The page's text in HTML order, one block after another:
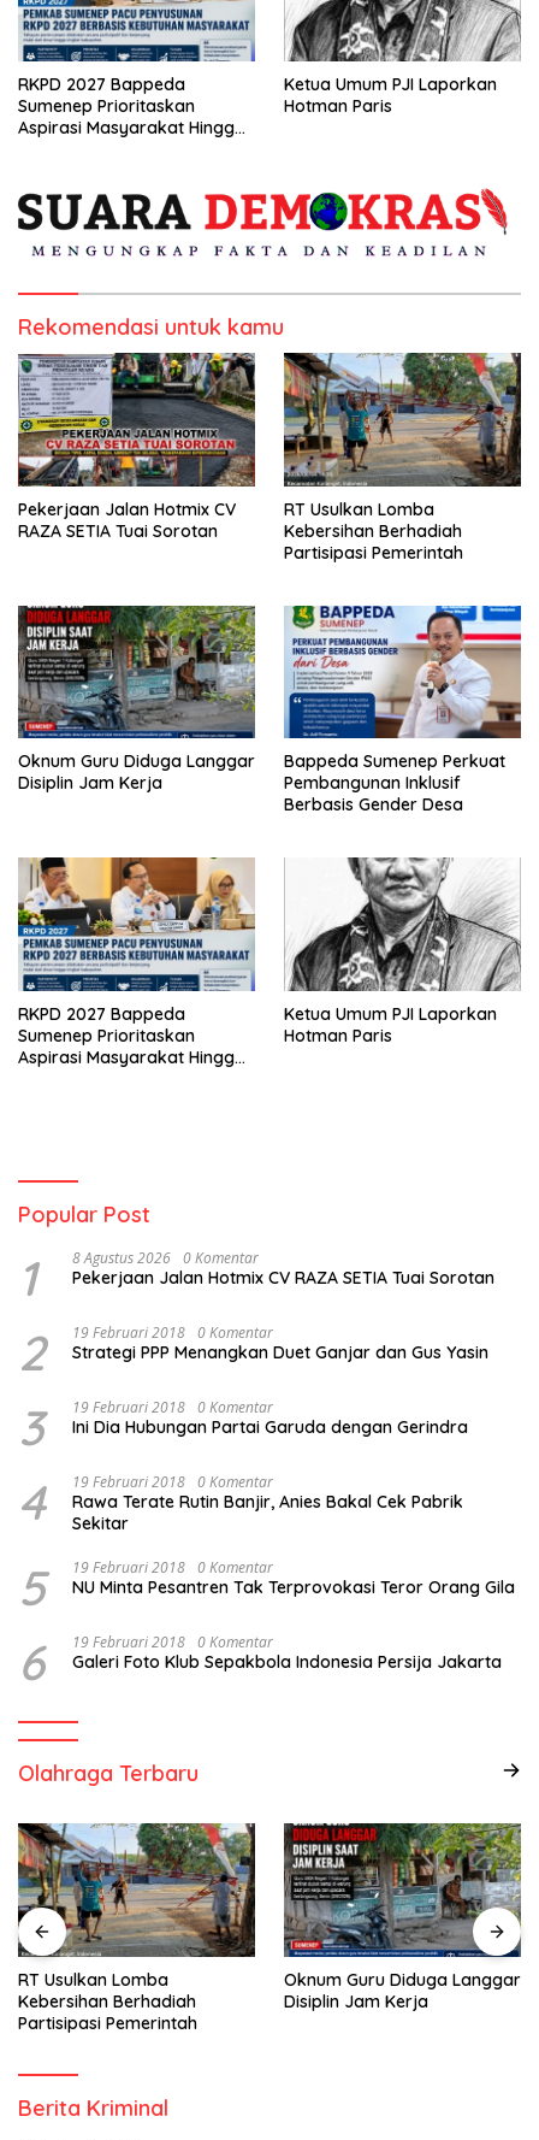
RKPD 2027 Bappeda
Sumenep Prioritaskan
Aspirasi Masyarakat Hingga
Ketua Umum PJI Laporkan
Hotman Paris
Rekomendasi untuk kamu
Pekerjaan Jalan Hotmix CV
RAZA SETIA Tuai Sorotan
RT Usulkan Lomba
Kebersihan Berhadiah
Partisipasi Pemerintah
Oknum Guru Diduga Langgar
Disiplin Jam Kerja
Bappeda Sumenep Perkuat
Pembangunan Inklusif
Berbasis Gender Desa
RKPD 2027 Bappeda
Sumenep Prioritaskan
Aspirasi Masyarakat Hingga
Ketua Umum PJI Laporkan
Hotman Paris
Popular Post
1 8 Agustus 2026 0 Komentar
Pekerjaan Jalan Hotmix CV RAZA SETIA Tuai Sorotan
2 19 Februari 2018 0 Komentar
Strategi PPP Menangkan Duet Ganjar dan Gus Yasin
3 19 Februari 2018 0 Komentar
Ini Dia Hubungan Partai Garuda dengan Gerindra
4 19 Februari 2018 0 Komentar
Rawa Terate Rutin Banjir, Anies Bakal Cek Pabrik
Sekitar
5 19 Februari 2018 0 Komentar
NU Minta Pesantren Tak Terprovokasi Teror Orang Gila
6 19 Februari 2018 0 Komentar
Galeri Foto Klub Sepakbola Indonesia Persija Jakarta
Olahraga Terbaru
RT Usulkan Lomba
Kebersihan Berhadiah
Partisipasi Pemerintah
Oknum Guru Diduga Langgar
Disiplin Jam Kerja
Berita Kriminal